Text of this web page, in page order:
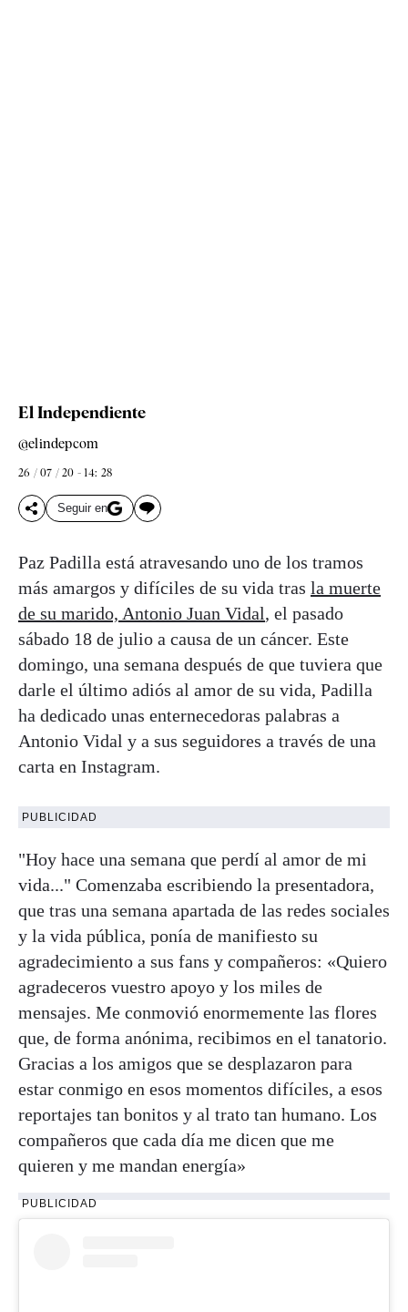
El Independiente
@elindepcom
26 / 07 / 20 - 14: 28
Seguir en
Paz Padilla está atravesando uno de los tramos
más amargos y difíciles de su vida tras la muerte
de su marido, Antonio Juan Vidal, el pasado
sábado 18 de julio a causa de un cáncer. Este
domingo, una semana después de que tuviera que
darle el último adiós al amor de su vida, Padilla
ha dedicado unas enternecedoras palabras a
Antonio Vidal y a sus seguidores a través de una
carta en Instagram.
PUBLICIDAD
"Hoy hace una semana que perdí al amor de mi
vida..." Comenzaba escribiendo la presentadora,
que tras una semana apartada de las redes sociales
y la vida pública, ponía de manifiesto su
agradecimiento a sus fans y compañeros: «Quiero
agradeceros vuestro apoyo y los miles de
mensajes. Me conmovió enormemente las flores
que, de forma anónima, recibimos en el tanatorio.
Gracias a los amigos que se desplazaron para
estar conmigo en esos momentos difíciles, a esos
reportajes tan bonitos y al trato tan humano. Los
compañeros que cada día me dicen que me
quieren y me mandan energía»
PUBLICIDAD